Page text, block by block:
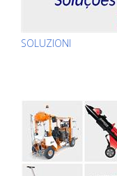
SOLUZIONI